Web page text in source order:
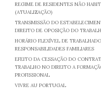
REGIME DE RESIDENTES NÃO
(ATUALIZAÇÃO)
TRANSMISSÃO DO
DIREITO DE OPOSIÇÃO DO
HORÁRIO FLEXÍVEL DE
RESPONSABILIDADES FAMILIARES
EFEITO DA CESSAÇÃO DO
TRABALHO NO DIREITO A
PROFISSIONAL
VIVRE AU PORTUGAL